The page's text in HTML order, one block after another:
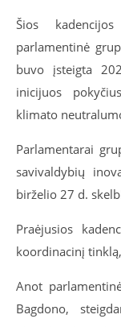
Šios
parlamentinė
buvo įsteigta
inicijuos
klimato
Parlamentarai
savivaldybių
birželio 27 d.
Praėjusios
koordinacinį
Anot
Bagdono,